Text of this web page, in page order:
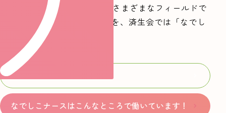
医療、保健、福祉、さまざまなフィールドで
輝く「済生会ナース」のことを、済生会では「なでし
こナース」と呼んでいます。
なでしこナースについて
なでしこナースはこんなところで働いています！